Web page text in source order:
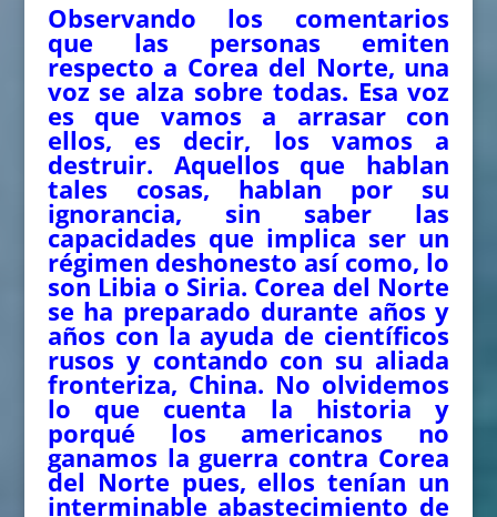
Observando los comentarios
que las personas emiten
respecto a Corea del Norte, una
voz se alza sobre todas. Esa voz
es que vamos a arrasar con
ellos, es decir, los vamos a
destruir. Aquellos que hablan
tales cosas, hablan por su
ignorancia, sin saber las
capacidades que implica ser un
régimen deshonesto así como, lo
son Libia o Siria. Corea del Norte
se ha preparado durante años y
años con la ayuda de científicos
rusos y contando con su aliada
fronteriza, China. No olvidemos
lo que cuenta la historia y
porqué los americanos no
ganamos la guerra contra Corea
del Norte pues, ellos tenían un
interminable abastecimiento de